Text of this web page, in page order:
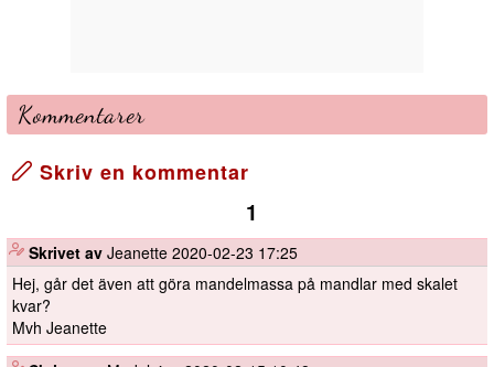
Kommentarer
Skriv en kommentar
1
Skrivet av Jeanette 2020-02-23 17:25
Hej, går det även att göra mandelmassa på mandlar med skalet
kvar?
Mvh Jeanette